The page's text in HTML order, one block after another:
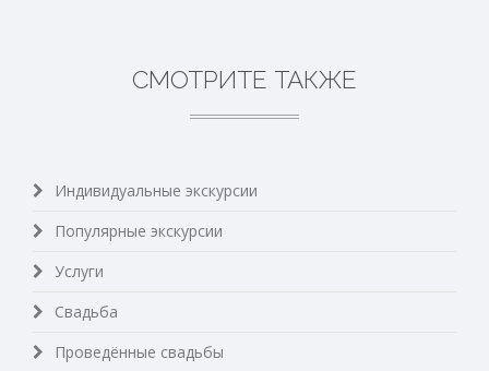
СМОТРИТЕ ТАКЖЕ
Индивидуальные экскурсии
Популярные экскурсии
Услуги
Свадьба
Проведённые свадьбы